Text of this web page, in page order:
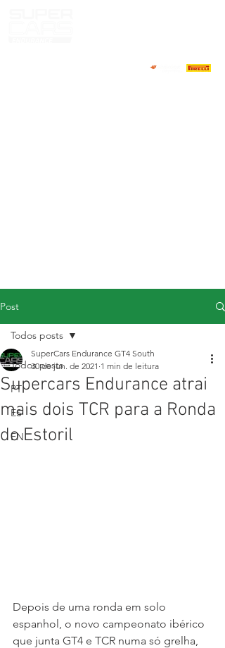
Post
Todos posts
PT
ES
EN
Todos posts
Supercars Endurance atrai
mais dois TCR para a Ronda
do Estoril
SuperCars Endurance GT4 South
30 de jun. de 2021 1 min de leitura
Depois de uma ronda em solo
espanhol, o novo campeonato ibérico
que junta GT4 e TCR numa só grelha,